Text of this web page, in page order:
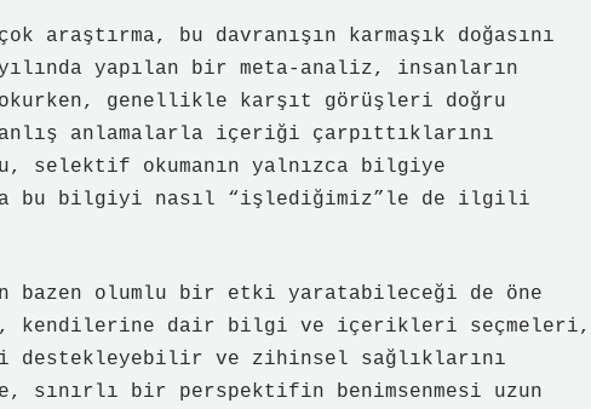
araştırma, bu davranışın karmaşık doğasını
yapılan bir meta-analiz, insanların
genellikle karşıt görüşleri doğru
anlamalarla içeriği çarpıttıklarını
selektif okumanın yalnızca bilgiye
bu bilgiyi nasıl “işlediğimiz”le de ilgili
bazen olumlu bir etki yaratabileceği de öne
kendilerine dair bilgi ve içerikleri seçmeleri,
ve zihinsel sağlıklarını
sınırlı bir perspektifin benimsenmesi uzun